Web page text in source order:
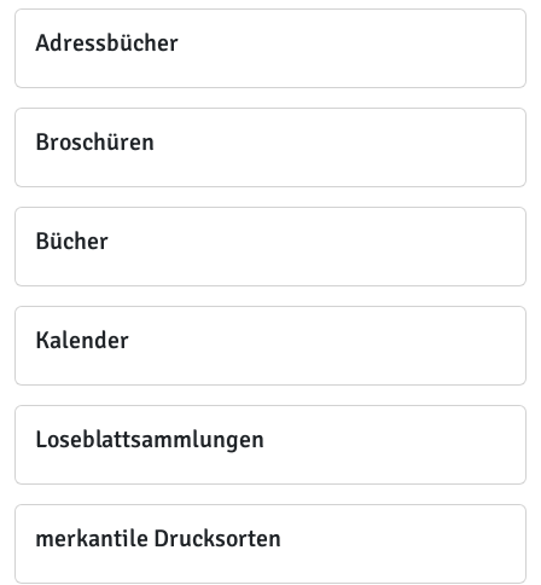
Adressbücher
Broschüren
Bücher
Kalender
Loseblattsammlungen
merkantile Drucksorten